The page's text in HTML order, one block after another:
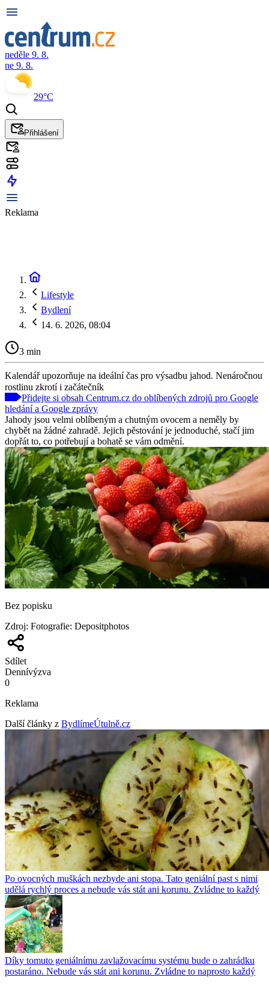
neděle 9. 8.
ne 9. 8.
29°C
Přihlášení
Reklama
Lifestyle
Bydlení
14. 6. 2026, 08:04
3 min
Kalendář upozorňuje na ideální čas pro výsadbu jahod. Nenáročnou
rostlinu zkrotí i začátečník
Přidejte si obsah Centrum.cz do oblíbených zdrojů pro Google
hledání a Google zprávy
Jahody jsou velmi oblíbeným a chutným ovocem a neměly by
chybět na žádné zahradě. Jejich pěstování je jednoduché, stačí jim
dopřát to, co potřebují a bohatě se vám odmění.
Bez popisku
Zdroj: Fotografie: Depositphotos
Sdílet
Dennívýzva
0
Reklama
Další články z BydlímeÚtulně.cz
Po ovocných muškách nezbyde ani stopa. Tato geniální past s nimi
udělá rychlý proces a nebude vás stát ani korunu. Zvládne to každý
Díky tomuto geniálnímu zavlažovacímu systému bude o zahrádku
postaráno. Nebude vás stát ani korunu. Zvládne to naprosto každý